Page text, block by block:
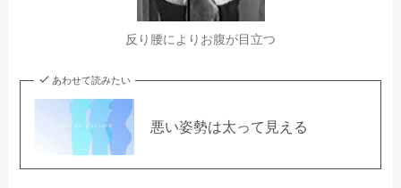
反り腰によりお腹が目立つ
あわせて読みたい
悪い姿勢は太って見える